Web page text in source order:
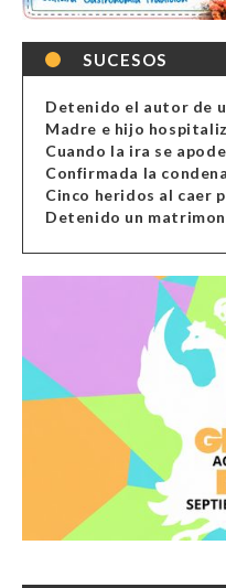
SUCESOS
Cuando la ira se